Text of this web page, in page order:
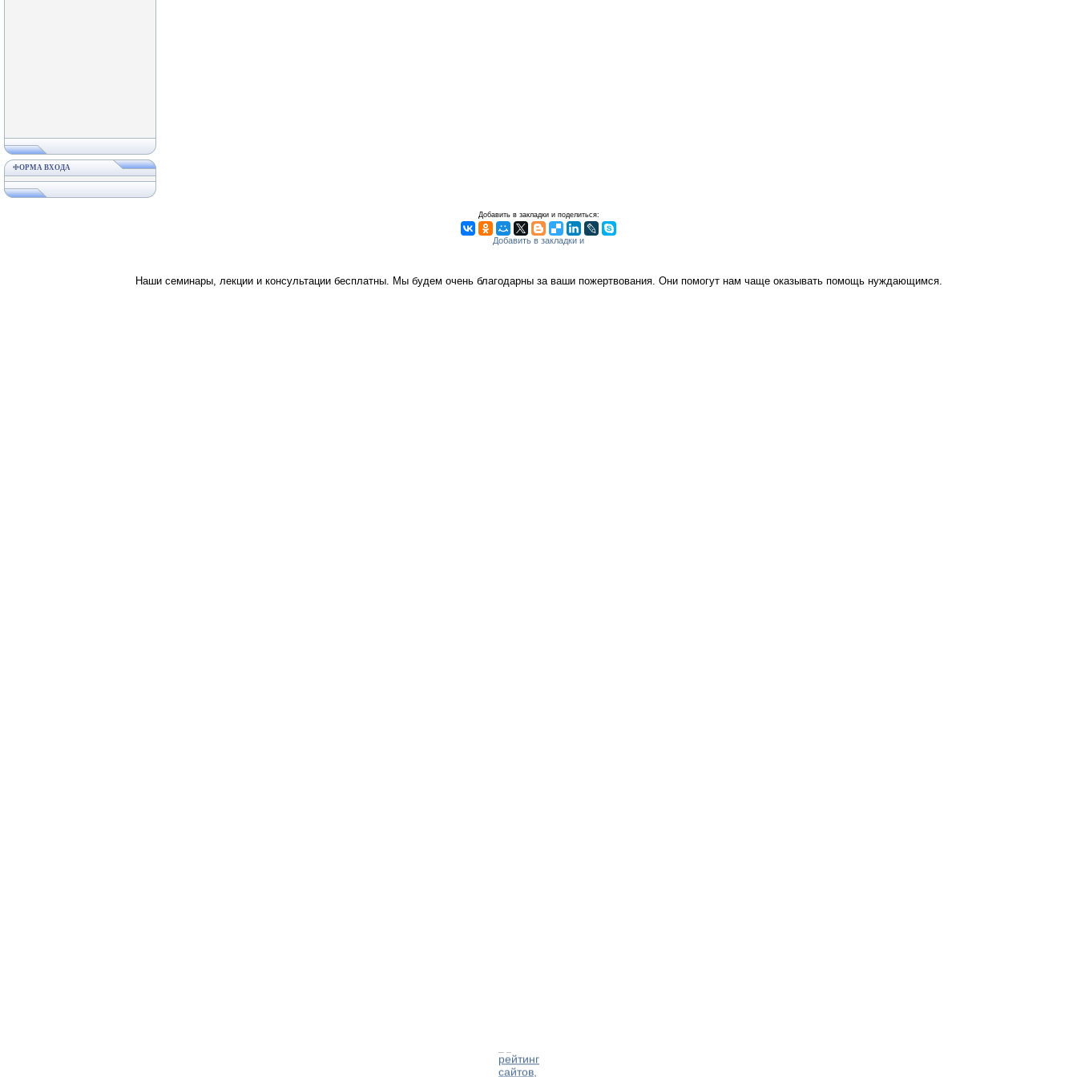
ФОРМА ВХОДА
Добавить в закладки и поделиться:
Наши семинары, лекции и консультации бесплатны. Мы будем очень благодарны за ваши пожертвования. Они помогут нам чаще оказывать помощь нуждающимся.